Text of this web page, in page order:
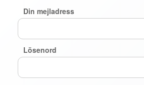
Din mejladress
Lösenord